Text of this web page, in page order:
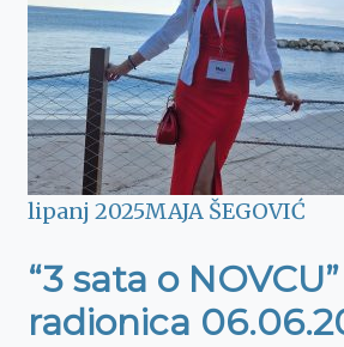
lipanj 2025MAJA ŠEGOVIĆ
“3 sata o
radionica